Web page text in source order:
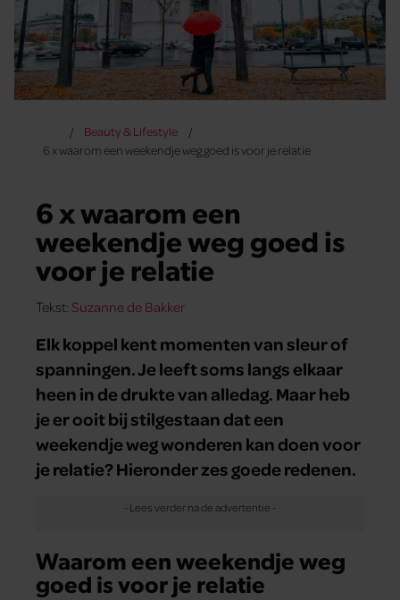
Beauty & Lifestyle
6 x waarom een weekendje weg goed is voor je relatie
6 x waarom een
weekendje weg goed is
voor je relatie
Tekst: Suzanne de Bakker
Elk koppel kent momenten van sleur of
spanningen. Je leeft soms langs elkaar
heen in de drukte van alledag. Maar heb
je er ooit bij stilgestaan dat een
weekendje weg wonderen kan doen voor
je relatie? Hieronder zes goede redenen.
Waarom een weekendje weg
goed is voor je relatie